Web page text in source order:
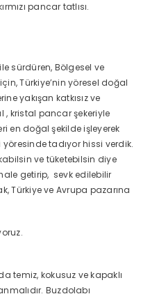
pancar tatlısı.
sürdüren, Bölgesel ve
Türkiye’nin yöresel doğal
yakışan katkısız ve
, kristal pancar şekeriyle
en doğal şekilde işleyerek
yöresinde tadıyor hissi verdik.
ve tüketebilsin diye
getirip, sevk edilebilir
Türkiye ve Avrupa pazarına
temiz, kokusuz ve kapaklı
Buzdolabı